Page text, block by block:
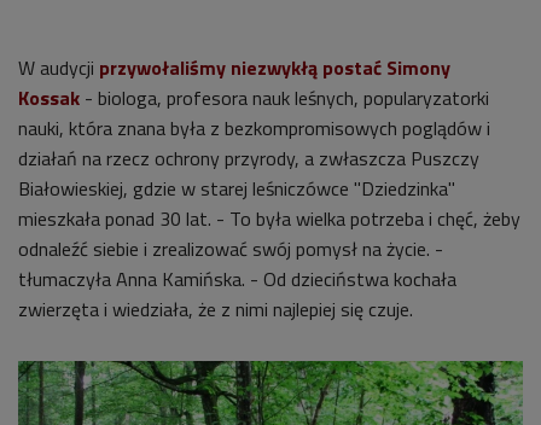
W audycji przywołaliśmy niezwykłą postać Simony
Kossak - biologa, profesora nauk leśnych, popularyzatorki
nauki, która znana była z bezkompromisowych poglądów i
działań na rzecz ochrony przyrody, a zwłaszcza Puszczy
Białowieskiej, gdzie w starej leśniczówce "Dziedzinka"
mieszkała ponad 30 lat. - To była wielka potrzeba i chęć, żeby
odnaleźć siebie i zrealizować swój pomysł na życie. -
tłumaczyła Anna Kamińska. - Od dzieciństwa kochała
zwierzęta i wiedziała, że z nimi najlepiej się czuje.